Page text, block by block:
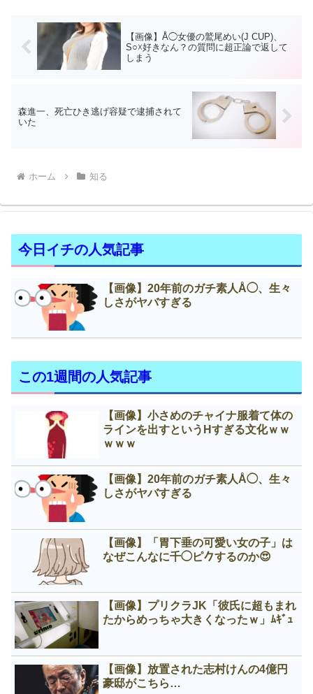
【画像】Å◯女優の鷲尾めい(J CUP)、
S○☓好きなん？の質問に超正論で返して
しまう
森進一、死亡ひき逃げ容疑で逮捕されて
いた
ホーム 知る
今日イチの人気記事
【画像】20年前のガチ素人Å◯、生々
しさがヤバすぎる
この1週間の人気記事
【画像】小さめのチャイナ服着て体の
ラインを出すというНすぎる文化ｗｗ
ｗｗｗ
【画像】20年前のガチ素人Å◯、生々
しさがヤバすぎる
【画像】「胃下垂の可愛い女の子」は
なぜこんなに千◯ピ𠂊するのか😍
【画像】プリクラJK「彼氏に超もまれ
たからめっちゃ大きくなったｗ」ﾑｷﾞｭ
【画像】放置された志村けんの4億円
豪邸がこちら…